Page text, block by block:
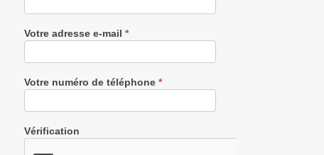
Votre adresse e-mail *
Votre numéro de téléphone *
Vérification